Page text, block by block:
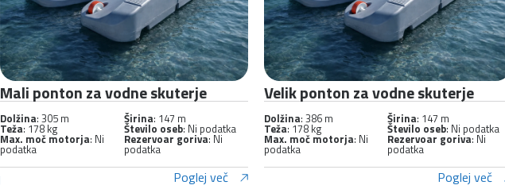
Mali ponton za vodne skuterje
Dolžina: 305 m Širina: 147 m
Teža: 178 kg Število oseb: Ni podatka
Max. moč motorja: Ni
podatka
Rezervoar goriva: Ni
podatka
Poglej več
Velik ponton za vodne skuterje
Dolžina: 386 m Širina: 147 m
Teža: 178 kg Število oseb: Ni podatka
Max. moč motorja: Ni
podatka
Rezervoar goriva: Ni
podatka
Poglej več